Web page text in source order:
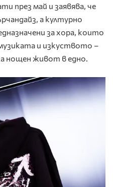
през май и заявява, че
а културно
за хора, които
и изкуството –
нощен живот в едно.